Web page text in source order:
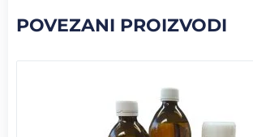
POVEZANI PROIZVODI